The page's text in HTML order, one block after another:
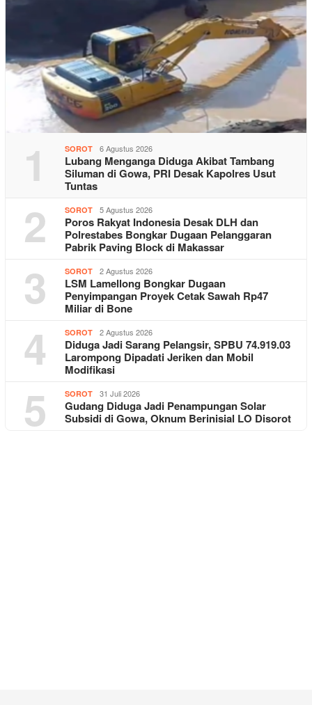
1 SOROT 6 Agustus 2026
Lubang Menganga Diduga Akibat Tambang
Siluman di Gowa, PRI Desak Kapolres Usut
Tuntas
2 SOROT 5 Agustus 2026
Poros Rakyat Indonesia Desak DLH dan
Polrestabes Bongkar Dugaan Pelanggaran
Pabrik Paving Block di Makassar
3 SOROT 2 Agustus 2026
LSM Lamellong Bongkar Dugaan
Penyimpangan Proyek Cetak Sawah Rp47
Miliar di Bone
4 SOROT 2 Agustus 2026
Diduga Jadi Sarang Pelangsir, SPBU 74.919.03
Larompong Dipadati Jeriken dan Mobil
Modifikasi
5 SOROT 31 Juli 2026
Gudang Diduga Jadi Penampungan Solar
Subsidi di Gowa, Oknum Berinisial LO Disorot